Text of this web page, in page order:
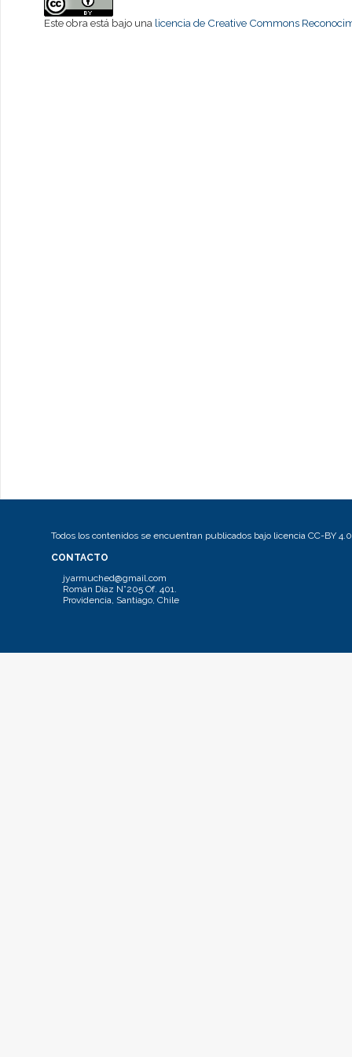
Este obra está bajo una licencia de Creative Commons
Todos los contenidos se encuentran publicados bajo licencia CC-BY 4.0
CONTACTO
jyarmuched@gmail.com
Román Díaz N°205 Of. 401.
Providencia, Santiago, Chile